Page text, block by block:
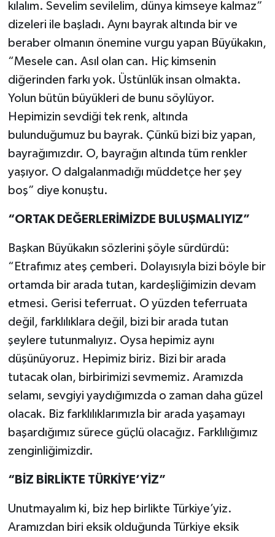
kılalım. Sevelim sevilelim, dünya kimseye kalmaz”
dizeleri ile başladı. Aynı bayrak altında bir ve
beraber olmanın önemine vurgu yapan Büyükakın,
“Mesele can. Asıl olan can. Hiç kimsenin
diğerinden farkı yok. Üstünlük insan olmakta.
Yolun bütün büyükleri de bunu söylüyor.
Hepimizin sevdiği tek renk, altında
bulunduğumuz bu bayrak. Çünkü bizi biz yapan,
bayrağımızdır. O, bayrağın altında tüm renkler
yaşıyor. O dalgalanmadığı müddetçe her şey
boş” diye konuştu.
“ORTAK DEĞERLERİMİZDE BULUŞMALIYIZ”
Başkan Büyükakın sözlerini şöyle sürdürdü:
“Etrafımız ateş çemberi. Dolayısıyla bizi böyle bir
ortamda bir arada tutan, kardeşliğimizin devam
etmesi. Gerisi teferruat. O yüzden teferruata
değil, farklılıklara değil, bizi bir arada tutan
şeylere tutunmalıyız. Oysa hepimiz aynı
düşünüyoruz. Hepimiz biriz. Bizi bir arada
tutacak olan, birbirimizi sevmemiz. Aramızda
selamı, sevgiyi yaydığımızda o zaman daha güzel
olacak. Biz farklılıklarımızla bir arada yaşamayı
başardığımız sürece güçlü olacağız. Farklılığımız
zenginliğimizdir.
“BİZ BİRLİKTE TÜRKİYE’YİZ”
Unutmayalım ki, biz hep birlikte Türkiye’yiz.
Aramızdan biri eksik olduğunda Türkiye eksik